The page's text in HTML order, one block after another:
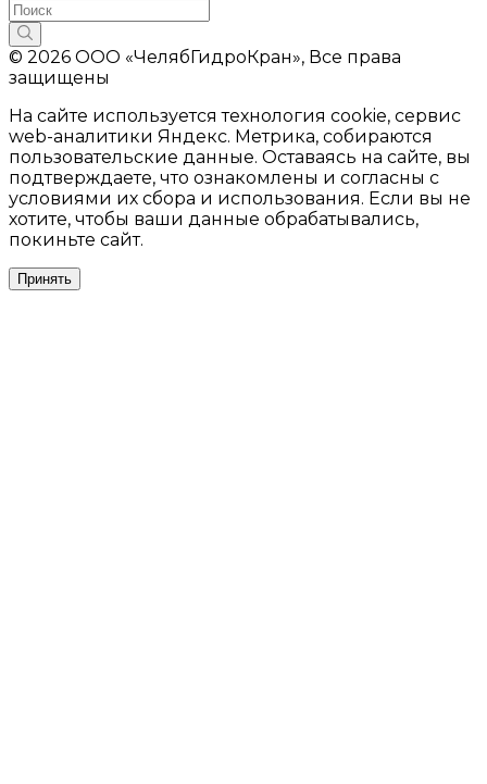
© 2026 ООО «ЧелябГидроКран», Все права
защищены
На сайте используется технология cookie, сервис
web-аналитики Яндекс. Метрика, собираются
пользовательские данные. Оставаясь на сайте, вы
подтверждаете, что ознакомлены и согласны с
условиями их сбора и использования. Если вы не
хотите, чтобы ваши данные обрабатывались,
покиньте сайт.
Принять